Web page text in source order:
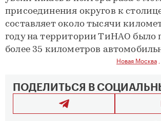
присоединения округов к
составляет около тысячи
году на территории ТиНАО было
более 35 километров
Новая Москва
ПОДЕЛИТЬСЯ В